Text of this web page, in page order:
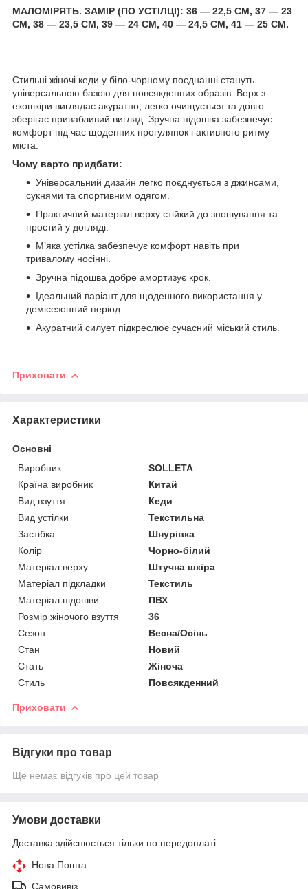
МАЛОМІРЯТЬ. ЗАМІР (ПО УСТІЛЦІ): 36 — 22,5 СМ, 37 — 23
СМ, 38 — 23,5 СМ, 39 — 24 СМ, 40 — 24,5 СМ, 41 — 25 СМ.
Стильні жіночі кеди у біло-чорному поєднанні стануть
універсальною базою для повсякденних образів. Верх з
екошкіри виглядає акуратно, легко очищується та довго
зберігає привабливий вигляд. Зручна підошва забезпечує
комфорт під час щоденних прогулянок і активного ритму
міста.
Чому варто придбати:
Універсальний дизайн легко поєднується з джинсами,
сукнями та спортивним одягом.
Практичний матеріал верху стійкий до зношування та
простий у догляді.
М’яка устілка забезпечує комфорт навіть при
тривалому носінні.
Зручна підошва добре амортизує крок.
Ідеальний варіант для щоденного використання у
демісезонний період.
Акуратний силует підкреслює сучасний міський стиль.
Приховати
Характеристики
Основні
Виробник
SOLLETA
Країна виробник
Китай
Вид взуття
Кеди
Вид устілки
Текстильна
Застібка
Шнурівка
Колір
Чорно-білий
Матеріал верху
Штучна шкіра
Матеріал підкладки
Текстиль
Матеріал підошви
ПВХ
Розмір жіночого взуття
36
Сезон
Весна/Осінь
Стан
Новий
Стать
Жіноча
Стиль
Повсякденний
Приховати
Відгуки про товар
Ще немає відгуків про цей товар
Умови доставки
Доставка здійснюється тільки по передоплаті.
Нова Пошта
Самовивіз